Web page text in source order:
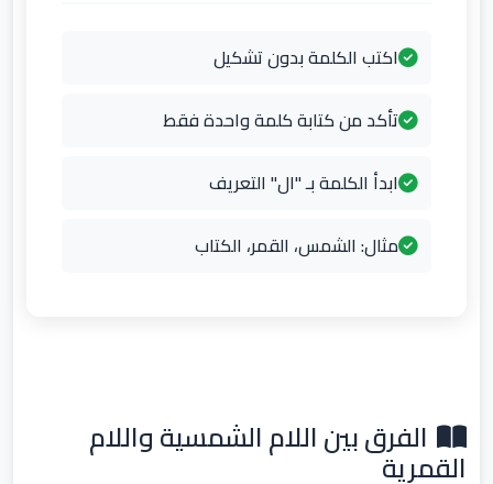
اكتب الكلمة بدون تشكيل
تأكد من كتابة كلمة واحدة فقط
ابدأ الكلمة بـ "ال" التعريف
مثال: الشمس، القمر، الكتاب
الفرق بين اللام الشمسية واللام
القمرية